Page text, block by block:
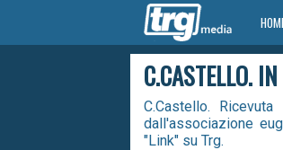
C.CASTELLO.
C.Castello.
dall'associazione
"Link" su Trg.